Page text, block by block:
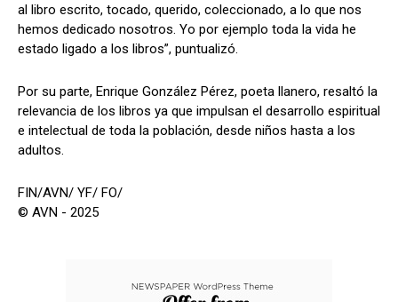
al libro escrito, tocado, querido, coleccionado, a lo que nos
hemos dedicado nosotros. Yo por ejemplo toda la vida he
estado ligado a los libros”, puntualizó.
Por su parte, Enrique González Pérez, poeta llanero, resaltó la
relevancia de los libros ya que impulsan el desarrollo espiritual
e intelectual de toda la población, desde niños hasta a los
adultos.
FIN/AVN/ YF/ FO/
© AVN - 2025